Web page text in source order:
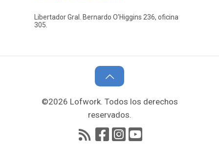
Libertador Gral. Bernardo O’Higgins 236, oficina
305.
©2026 Lofwork. Todos los derechos
reservados.